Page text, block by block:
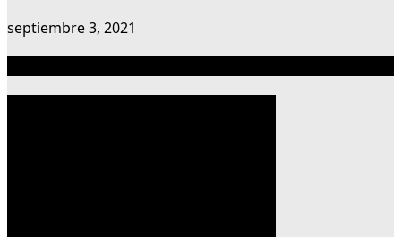
septiembre 3, 2021